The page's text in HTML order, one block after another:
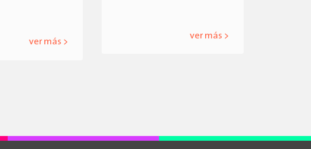
ver más >
ver más >